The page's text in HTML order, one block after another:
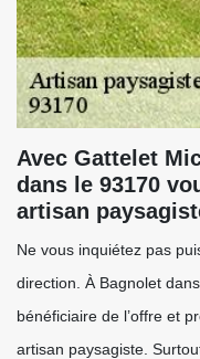
Avec Gattelet
dans le 93170
artisan
Ne vous inquiétez pas
direction. À Bagnolet
bénéficiaire de l’offre et
artisan paysagiste.